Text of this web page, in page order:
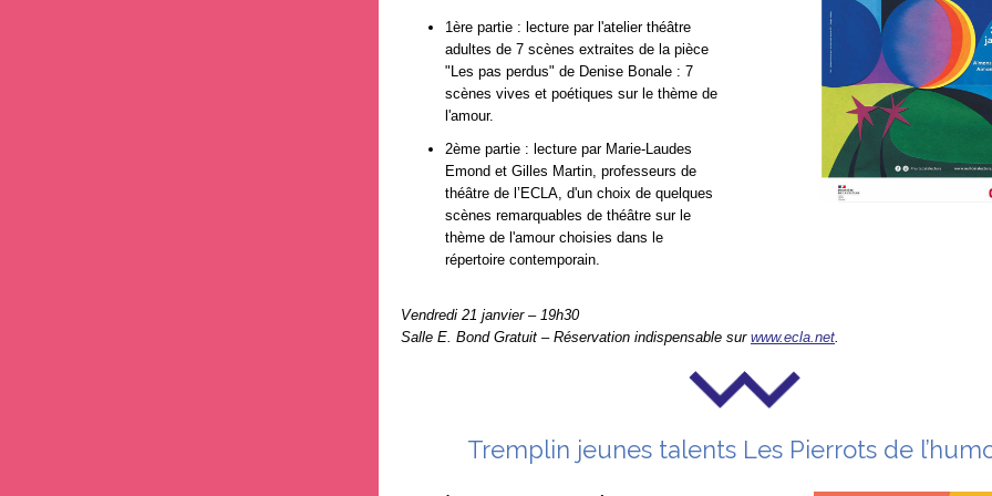
1ère partie : lecture par l'atelier théâtre
adultes de 7 scènes extraites de la pièce
"Les pas perdus" de Denise Bonale : 7
scènes vives et poétiques sur le thème de
l'amour.
2ème partie : lecture par Marie-Laudes
Emond et Gilles Martin, professeurs de
théâtre de l’ECLA, d'un choix de quelques
scènes remarquables de théâtre sur le
thème de l'amour choisies dans le
répertoire contemporain.
Vendredi 21 janvier – 19h30
Salle E. Bond Gratuit – Réservation indispensable sur www.ecla.net.
Tremplin jeunes talents Les Pierrots de